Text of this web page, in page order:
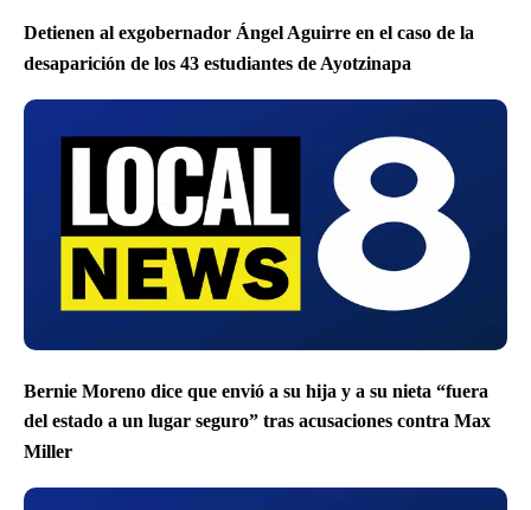
Detienen al exgobernador Ángel Aguirre en el caso de la
desaparición de los 43 estudiantes de Ayotzinapa
Bernie Moreno dice que envió a su hija y a su nieta “fuera
del estado a un lugar seguro” tras acusaciones contra Max
Miller